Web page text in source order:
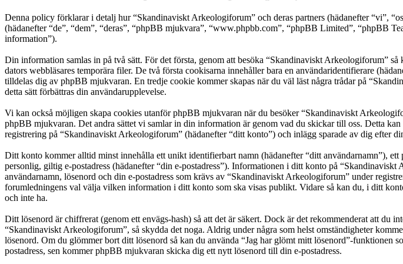
Denna policy förklarar i detalj hur “Skandinaviskt Arkeologiforum” och deras partners (hädanefter “vi”,
(hädanefter “de”, “dem”, “deras”, “phpBB mjukvara”, “www.phpbb.com”, “phpBB Limited”, “phpBB
information”).
Din information samlas in på två sätt. För det första, genom att besöka “Skandinaviskt Arkeologiforum”
dators webbläsares temporära filer. De två första cookisarna innehåller bara en användaridentifierare
tilldelas dig av phpBB mjukvaran. En tredje cookie kommer skapas när du väl läst några trådar på
detta sätt förbättras din användarupplevelse.
Vi kan också möjligen skapa cookies utanför phpBB mjukvaran när du besöker “Skandinaviskt
phpBB mjukvaran. Det andra sättet vi samlar in din information är genom vad du skickar till oss. Detta
registrering på “Skandinaviskt Arkeologiforum” (hädanefter “ditt konto”) och inlägg sparade av dig efter
Ditt konto kommer alltid minst innehålla ett unikt identifierbart namn (hädanefter “ditt användarnamn”),
personlig, giltig e-postadress (hädanefter “din e-postadress”). Informationen i ditt konto på
användarnamn, lösenord och din e-postadress som krävs av “Skandinaviskt Arkeologiforum” under
forumledningens val välja vilken information i ditt konto som ska visas publikt. Vidare så kan du, i ditt
och inte ha.
Ditt lösenord är chiffrerat (genom ett envägs-hash) så att det är säkert. Dock är det rekommenderat att
“Skandinaviskt Arkeologiforum”, så skydda det noga. Aldrig under några som helst omständigheter
lösenord. Om du glömmer bort ditt lösenord så kan du använda “Jag har glömt mitt lösenord”-
postadress, sen kommer phpBB mjukvaran skicka dig ett nytt lösenord till din e-postadress.